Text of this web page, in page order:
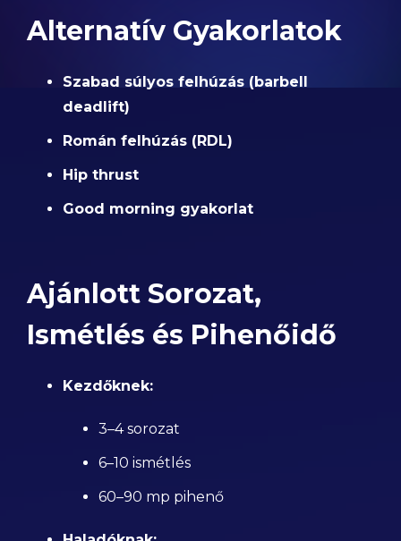
Alternatív Gyakorlatok
Szabad súlyos felhúzás (barbell
deadlift)
Román felhúzás (RDL)
Hip thrust
Good morning gyakorlat
Ajánlott Sorozat,
Ismétlés és Pihenőidő
Kezdőknek:
3–4 sorozat
6–10 ismétlés
60–90 mp pihenő